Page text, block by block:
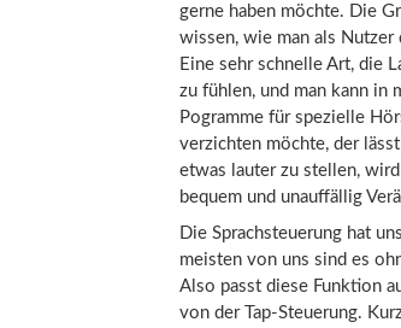
gerne haben möchte. Die
wissen, wie man als Nutzer
Eine sehr schnelle Art, die
zu fühlen, und man kann in
Pogramme für spezielle
verzichten möchte, der
etwas lauter zu stellen,
bequem und unauffällig
Die Sprachsteuerung hat
meisten von uns sind es
Also passt diese Funktion
von der Tap-Steuerung.